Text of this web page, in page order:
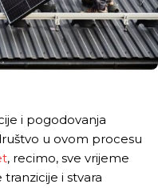
i pogodovanja
u ovom procesu
, recimo, sve vrijeme
i stvara